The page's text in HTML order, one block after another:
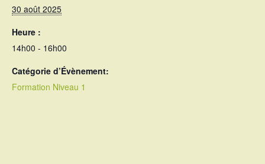
30 août 2025
Heure :
14h00 - 16h00
Catégorie d’Évènement:
Formation Niveau 1